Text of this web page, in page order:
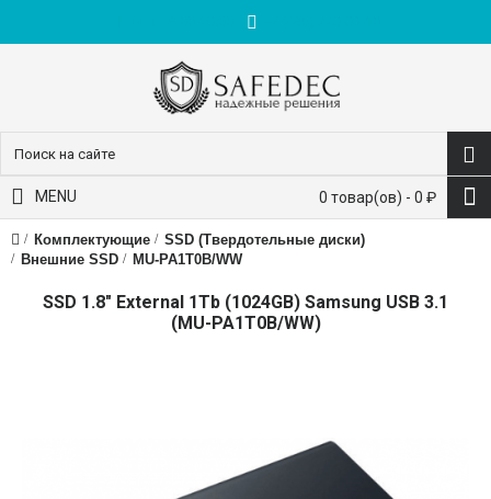
0 товар(ов) - 0 ₽
MENU
Комплектующие
SSD (Твердотельные диски)
Внешние SSD
MU-PA1T0B/WW
SSD 1.8" External 1Tb (1024GB) Samsung USB 3.1
(MU-PA1T0B/WW)